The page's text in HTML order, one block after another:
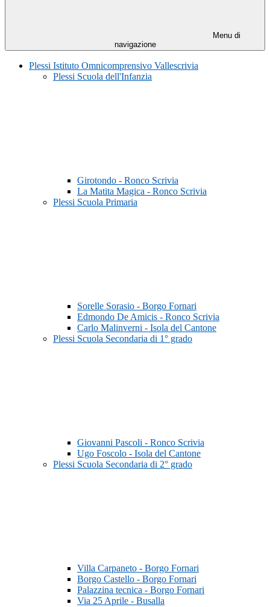
Menu di
navigazione
Plessi Istituto Omnicomprensivo Vallescrivia
Plessi Scuola dell'Infanzia
Girotondo - Ronco Scrivia
La Matita Magica - Ronco Scrivia
Plessi Scuola Primaria
Sorelle Sorasio - Borgo Fornari
Edmondo De Amicis - Ronco Scrivia
Carlo Malinverni - Isola del Cantone
Plessi Scuola Secondaria di 1° grado
Giovanni Pascoli - Ronco Scrivia
Ugo Foscolo - Isola del Cantone
Plessi Scuola Secondaria di 2° grado
Villa Carpaneto - Borgo Fornari
Borgo Castello - Borgo Fornari
Palazzina tecnica - Borgo Fornari
Via 25 Aprile - Busalla